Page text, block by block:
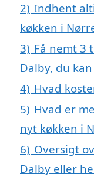
2) Indhent
køkken i
3) Få nemt 3
Dalby, du
4) Hvad
5) Hvad er
nyt køkken i
6) Oversigt
Dalby eller